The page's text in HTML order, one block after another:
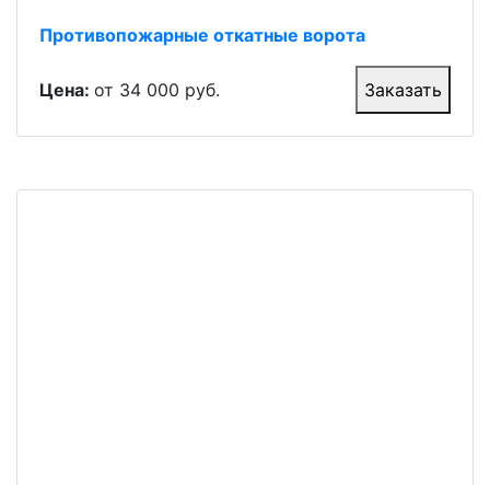
Противопожарные откатные ворота
Цена: от 34 000 руб. Заказать